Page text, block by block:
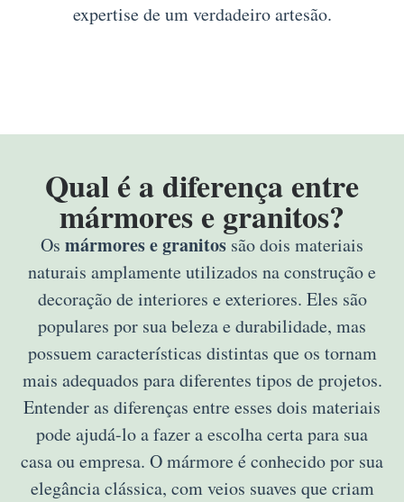
expertise de um verdadeiro artesão.
Qual é a diferença entre
mármores e granitos?
Os mármores e granitos são dois materiais
naturais amplamente utilizados na construção e
decoração de interiores e exteriores. Eles são
populares por sua beleza e durabilidade, mas
possuem características distintas que os tornam
mais adequados para diferentes tipos de projetos.
Entender as diferenças entre esses dois materiais
pode ajudá-lo a fazer a escolha certa para sua
casa ou empresa. O mármore é conhecido por sua
elegância clássica, com veios suaves que criam